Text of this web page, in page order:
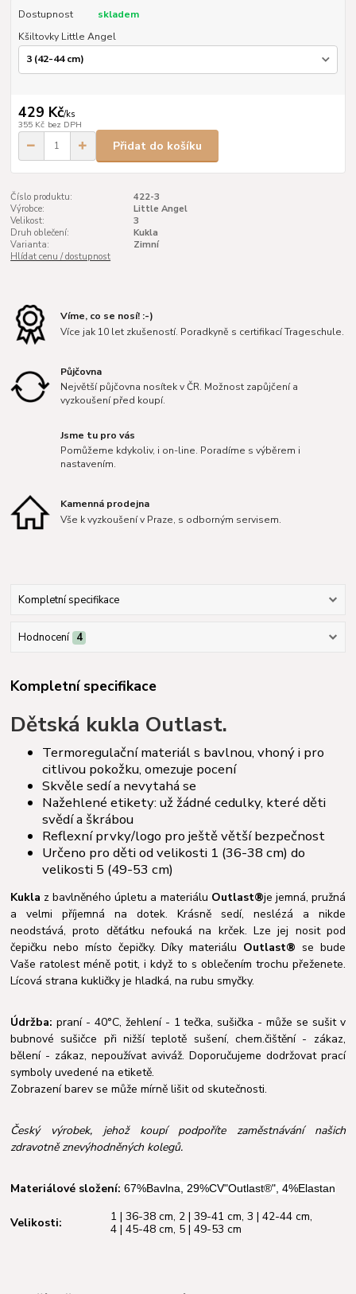
Dostupnost
skladem
Kšiltovky Little Angel
429 Kč/ks
355 Kč bez DPH
Přidat do košíku
Číslo produktu:
422-3
Výrobce:
Little Angel
Velikost:
3
Druh oblečení:
Kukla
Varianta:
Zimní
Hlídat cenu / dostupnost
Víme, co se nosí! :-)
Více jak 10 let zkušeností. Poradkyně s certifikací Trageschule.
Půjčovna
Největší půjčovna nosítek v ČR. Možnost zapůjčení a
vyzkoušení před koupí.
Jsme tu pro vás
Pomůžeme kdykoliv, i on-line. Poradíme s výběrem i
nastavením.
Kamenná prodejna
Vše k vyzkoušení v Praze, s odborným servisem.
Kompletní specifikace
Hodnocení 4
Kompletní specifikace
Dětská kukla Outlast.
Termoregulační materiál s bavlnou, vhoný i pro
citlivou pokožku, omezuje pocení
Skvěle sedí a nevytahá se
Nažehlené etikety: už žádné cedulky, které děti
svědí a škrábou
Reflexní prvky/logo pro ještě větší bezpečnost
Určeno pro děti od velikosti 1 (36-38 cm) do
velikosti 5 (49-53 cm)
Kukla z bavlněného úpletu a materiálu Outlast®je jemná, pružná
a velmi příjemná na dotek. Krásně sedí, neslézá a nikde
neodstává, proto děťátku nefouká na krček. Lze jej nosit pod
čepičku nebo místo čepičky. Díky materiálu Outlast® se bude
Vaše ratolest méně potit, i když to s oblečením trochu přeženete.
Lícová strana kukličky je hladká, na rubu smyčky.
Údržba: praní - 40°C, žehlení - 1 tečka, sušička - může se sušit v
bubnové sušičce při nižší teplotě sušení, chem.čištění - zákaz,
bělení - zákaz, nepoužívat aviváž. Doporučujeme dodržovat prací
symboly uvedené na etiketě.
Zobrazení barev se může mírně lišit od skutečnosti.
Český výrobek, jehož koupí podpoříte zaměstnávání našich
zdravotně znevýhodněných kolegů.
Materiálové složení:67%Bavlna, 29%CV"Outlast®", 4%Elastan
Velikosti: 1 | 36-38 cm, 2 | 39-41 cm,3 | 42-44 cm,
4 | 45-48 cm, 5 | 49-53 cm